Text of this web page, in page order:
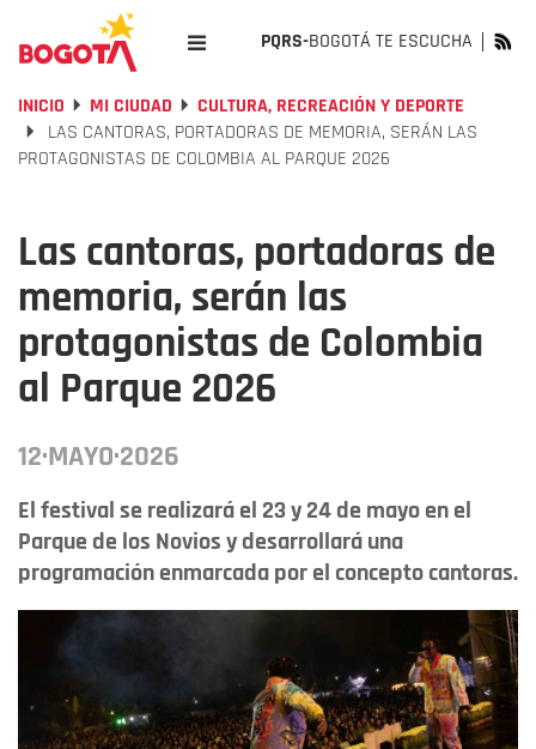
PQRS-BOGOTÁ TE ESCUCHA
INICIO MI CIUDAD
CULTURA, RECREACIÓN Y DEPORTE
LAS CANTORAS, PORTADORAS DE MEMORIA, SERÁN LAS
PROTAGONISTAS DE COLOMBIA AL PARQUE 2026
Las cantoras, portadoras de
memoria, serán las
protagonistas de Colombia
al Parque 2026
12·MAYO·2026
El festival se realizará el 23 y 24 de mayo en el
Parque de los Novios y desarrollará una
programación enmarcada por el concepto cantoras.